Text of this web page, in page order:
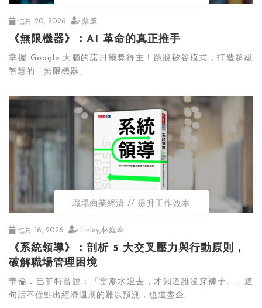
七月 20, 2026 蔡威
《無限機器》：AI 革命的真正推手
掌握 Google 大腦的諾貝爾獎得主！跳脫矽谷模式，打造超級
智慧的「無限機器」
職場商業經濟 提升工作效率
七月 16, 2026 Tinley,林庭葦
《系統領導》：剖析 5 大交叉壓力與行動原則，
破解職場管理困境
華倫．巴菲特曾說：「當潮水退去，才知道誰沒穿褲子。」這
句話不僅點出經濟週期的難以預測，也道盡企...